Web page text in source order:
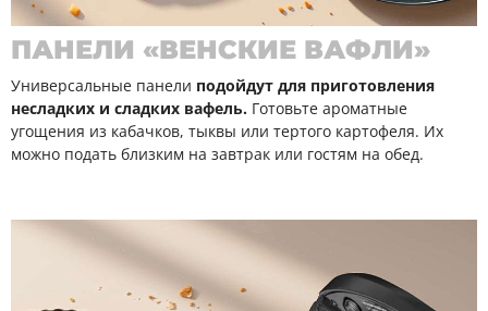
ПАНЕЛИ «ВЕНСКИЕ ВАФЛИ»
Универсальные панели подойдут для приготовления
несладких и сладких вафель. Готовьте ароматные
угощения из кабачков, тыквы или тертого картофеля. Их
можно подать близким на завтрак или гостям на обед.